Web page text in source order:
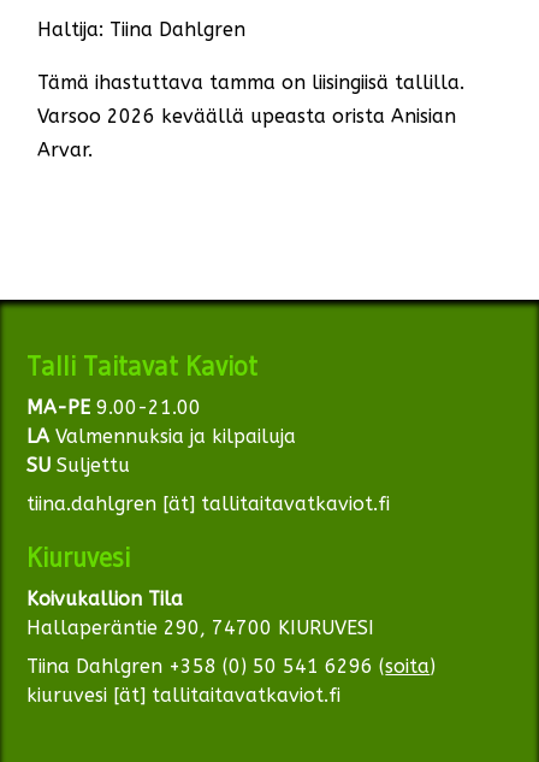
Haltija: Tiina Dahlgren
Tämä ihastuttava tamma on liisingiisä tallilla.
Varsoo 2026 keväällä upeasta orista Anisian
Arvar.
Talli Taitavat Kaviot
MA-PE 9.00-21.00
LAValmennuksia ja kilpailuja
SU Suljettu
tiina.dahlgren [ät] tallitaitavatkaviot.fi
Kiuruvesi
Koivukallion Tila
Hallaperäntie 290, 74700 KIURUVESI
Tiina Dahlgren +358 (0) 50 541 6296 (soita)
kiuruvesi [ät] tallitaitavatkaviot.fi